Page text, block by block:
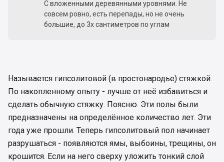
С вложенными деревянными уровнями. Не
совсем ровно, есть перепады, но не очень
большие, до 3х сантиметров по углам
Называется гипсолитовой (в простонародье) стяжкой.
По накопленному опыту - лучше от неё избавиться и
сделать обычную стяжку. Поясню. Эти полы были
предназначены на определённое количество лет. Эти
года уже прошли. Теперь гипсолитовый пол начинает
разрушаться - появляются ямы, выбоины, трещины, он
крошится. Если на него сверху уложить тонкий слой